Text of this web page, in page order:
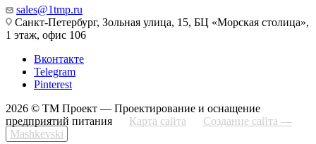
sales@1tmp.ru
Санкт-Петербург, Зольная улица, 15, БЦ «Морская столица»,
1 этаж, офис 106
Вконтакте
Telegram
Pinterest
2026 © ТМ Проект — Проектирование и оснащение
предприятий питания
Карта сайта
Создание сайта —
Mashkevski